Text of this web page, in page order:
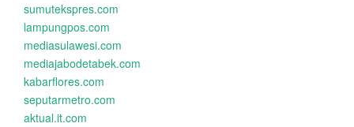
sumutekspres.com
lampungpos.com
mediasulawesi.com
mediajabodetabek.com
kabarflores.com
seputarmetro.com
aktual.it.com